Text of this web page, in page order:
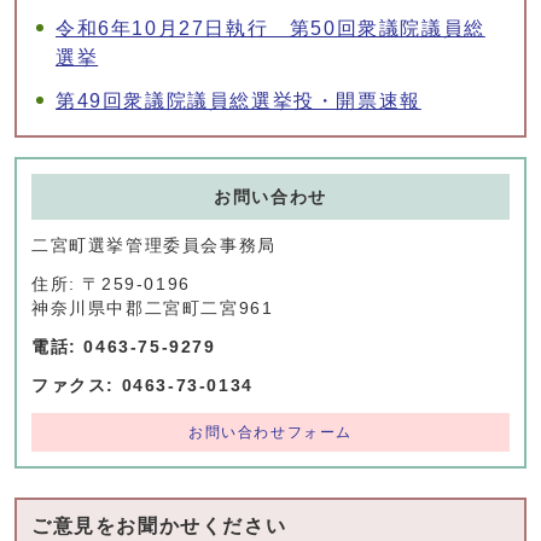
令和6年10月27日執行 第50回衆議院議員総
選挙
第49回衆議院議員総選挙投・開票速報
お問い合わせ
二宮町選挙管理委員会事務局
住所: 〒259-0196
神奈川県中郡二宮町二宮961
電話: 0463-75-9279
ファクス: 0463-73-0134
お問い合わせフォーム
ご意見をお聞かせください